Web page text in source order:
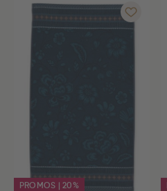
PROMOS | 20%